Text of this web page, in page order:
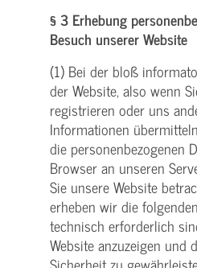
§ 3 Erhebung
Besuch unserer Website
(1) Bei der bloß
der Website, also wenn
registrieren oder uns
Informationen
die personenbezogenen
Browser an unseren
Sie unsere Website
erheben wir die
technisch erforderlich
Website anzuzeigen und